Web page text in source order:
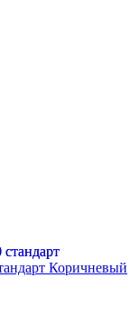
Коричневый